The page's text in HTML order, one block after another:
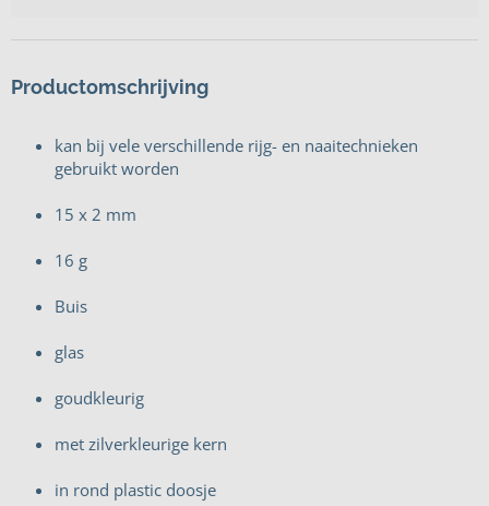
Productomschrijving
kan bij vele verschillende rijg- en naaitechnieken
gebruikt worden
15 x 2 mm
16 g
Buis
glas
goudkleurig
met zilverkleurige kern
in rond plastic doosje